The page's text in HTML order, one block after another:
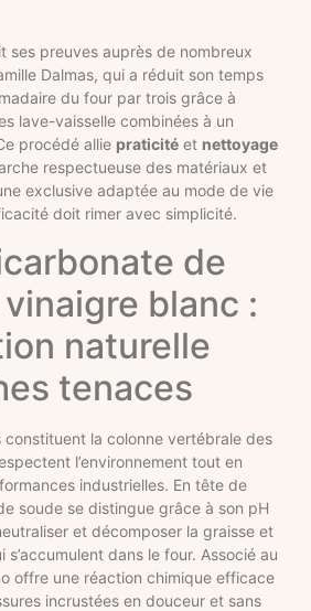
ses preuves auprès de nombreux
Dalmas, qui a réduit son temps
du four par trois grâce à
lave-vaisselle combinées à un
procédé allie praticité et nettoyage
respectueuse des matériaux et
exclusive adaptée au mode de vie
doit rimer avec simplicité.
de
blanc :
naturelle
tenaces
constituent la colonne vertébrale des
l’environnement tout en
industrielles. En tête de
soude se distingue grâce à son pH
et décomposer la graisse et
s’accumulent dans le four. Associé au
offre une réaction chimique efficace
incrustées en douceur et sans